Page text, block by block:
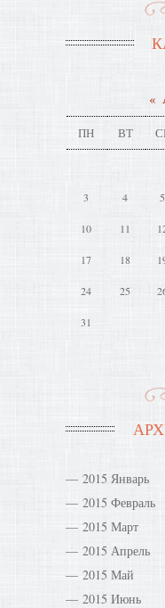
«
ПН ВТ
3 4 5
10 11
17 18
24 25
31
2015 Январь
2015 Февраль
2015 Март
2015 Апрель
2015 Май
2015 Июнь